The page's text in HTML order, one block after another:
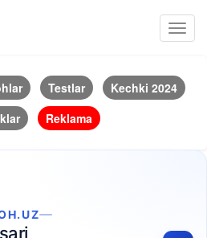
Testlar
Kechki 2024
Reklama